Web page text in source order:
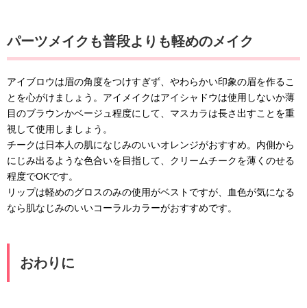
パーツメイクも普段よりも軽めのメイク
アイブロウは眉の角度をつけすぎず、やわらかい印象の眉を作るこ
とを心がけましょう。アイメイクはアイシャドウは使用しないか薄
目のブラウンかベージュ程度にして、マスカラは長さ出すことを重
視して使用しましょう。
チークは日本人の肌になじみのいいオレンジがおすすめ。内側から
にじみ出るような色合いを目指して、クリームチークを薄くのせる
程度でOKです。
リップは軽めのグロスのみの使用がベストですが、血色が気になる
なら肌なじみのいいコーラルカラーがおすすめです。
おわりに